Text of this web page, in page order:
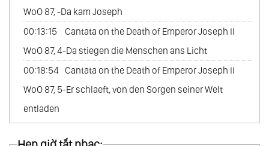
59.Piano Works
60.Piano Works 4-Hands
61.Leonore Part 1
62.Leonore Part 2
63.Fidelio Part 1
64.Fidelio Part 2
65.Egmont
WoO 87, -Da kam Joseph
00:13:15
Cantata on the Death of Emperor Joseph II
WoO 87, 4-Da stiegen die Menschen ans Licht
00:18:54 Cantata on the Death of Emperor Joseph II
WoO 87, 5-Er schlaeft, von den Sorgen seiner Welt
entladen